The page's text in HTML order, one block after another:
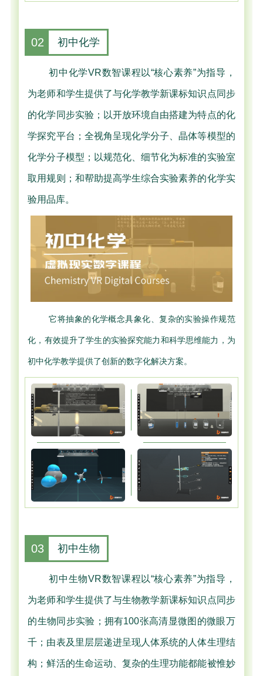
02 初中化学
初中化学VR数智课程以“核心素养”为指导，
为老师和学生提供了与化学教学新课标知识点同步
的化学同步实验；以开放环境自由搭建为特点的化
学探究平台；全视角呈现化学分子、晶体等模型的
化学分子模型；以规范化、细节化为标准的实验室
取用规则；和帮助提高学生综合实验素养的化学实
验用品库。
它将抽象的化学概念具象化、复杂的实验操作规范
化，有效提升了学生的实验探究能力和科学思维能力，为
初中化学教学提供了创新的数字化解决方案。
03 初中生物
初中生物VR数智课程以“核心素养”为指导，
为老师和学生提供了与生物教学新课标知识点同步
的生物同步实验；拥有100张高清显微图的微眼万
千；由表及里层层递进呈现人体系统的人体生理结
构；鲜活的生命运动、复杂的生理功能都能被惟妙